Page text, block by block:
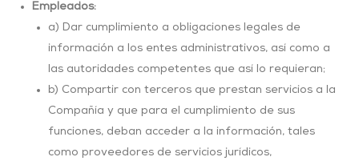
Empleados:
a) Dar cumplimiento a obligaciones legales de
información a los entes administrativos, así como a
las autoridades competentes que así lo requieran;
b) Compartir con terceros que prestan servicios a la
Compañía y que para el cumplimiento de sus
funciones, deban acceder a la información, tales
como proveedores de servicios jurídicos,